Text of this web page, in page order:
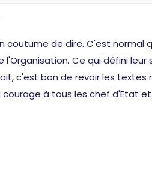
de dire. C'est normal
Ce qui défini
c'est bon de revoir les textes
à tous les chef d'Etat et